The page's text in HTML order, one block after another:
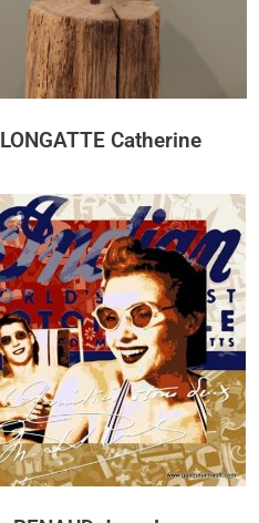
LONGATTE Catherine